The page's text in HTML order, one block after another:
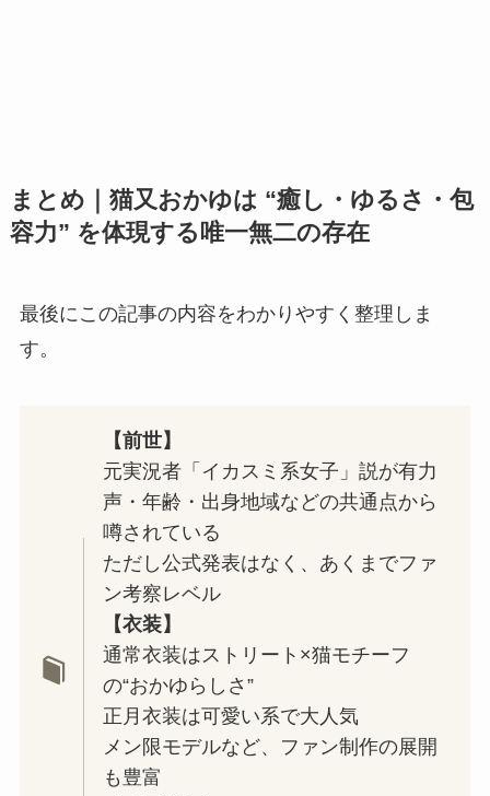
まとめ｜猫又おかゆは “癒し・ゆるさ・包
容力” を体現する唯一無二の存在
最後にこの記事の内容をわかりやすく整理しま
す。
【前世】
元実況者「イカスミ系女子」説が有力
声・年齢・出身地域などの共通点から
噂されている
ただし公式発表はなく、あくまでファ
ン考察レベル
【衣装】
通常衣装はストリート×猫モチーフ
の“おかゆらしさ”
正月衣装は可愛い系で大人気
メン限モデルなど、ファン制作の展開
も豊富